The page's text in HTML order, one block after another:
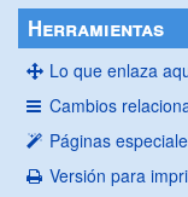
Herramientas
Lo que enlaza
Cambios
Páginas
Versión para